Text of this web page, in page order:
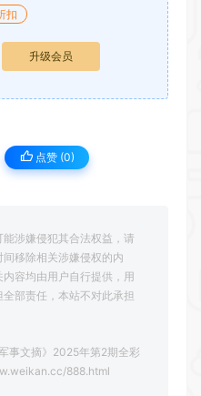
扣
升级会员
点赞 (0)
涉嫌侵犯其合法权益，请
移除相关涉嫌侵权的内
容均由用户自行提供，用
部责任，本站不对此承担
事文摘》2025年第2期全彩
888.html